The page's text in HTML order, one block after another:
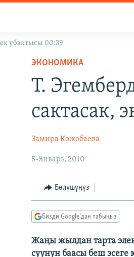
убактысы 00:39
ЭКОНОМИКА
Т.
сактасак,
Замира Кожобаева
5-Январь, 2010
Бөлүшүңүз
Бизди Google'дан табыңыз
Жаңы жылдан тарта
суунун баасы беш